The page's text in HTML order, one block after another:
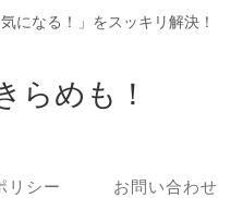
になる！」をスッキリ解決！
らめも！
リシー お問い合わせ